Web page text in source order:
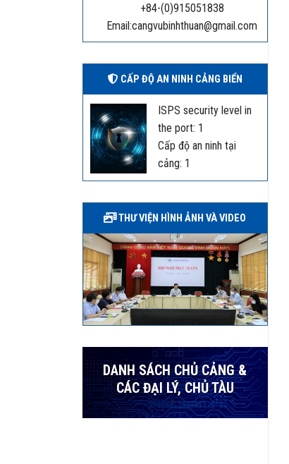
+84-(0)915051838
Email:cangvubinhthuan@gmail.com
CẤP ĐỘ AN NINH CẢNG BIỂN
ISPS security level in
the port: 1
Cấp độ an ninh tại
cảng: 1
THƯ VIỆN HÌNH ẢNH VÀ VIDEO
DANH SÁCH CHỦ CẢNG &
CÁC ĐẠI LÝ, CHỦ TÀU